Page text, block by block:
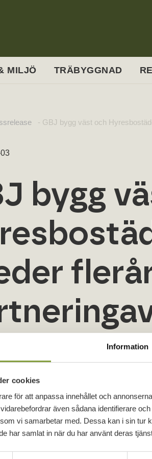
Information
cookies
för att anpassa innehållet och
även sådana identifierare
vi samarbetar med. Dessa kan i sin tur
har samlat in när du har använt deras
MILJÖ TRÄBYGGNAD
- GBJ bygg väst och
bygg
väst har fått förtroendet av
ROT-renoveringar i Falköping.
i Hyresbostäder
och glada över att ha fått
vår erfarenhet av ombyggnation
inleds med projektet